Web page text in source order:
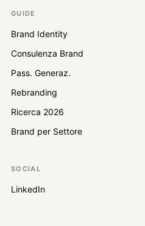
GUIDE
Brand Identity
Consulenza Brand
Pass. Generaz.
Rebranding
Ricerca 2026
Brand per Settore
SOCIAL
LinkedIn